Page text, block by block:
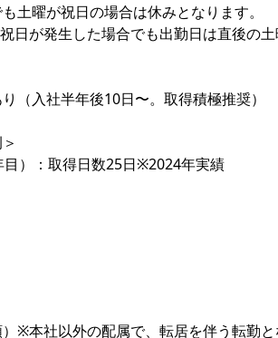
土曜が祝日の場合は休みとなります。
日が発生した場合でも出勤日は直後の
（入社半年後10日〜。取得積極推奨）
）：取得日数25日※2024年実績
）※本社以外の配属で、転居を伴う転勤